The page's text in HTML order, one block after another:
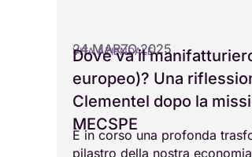
24 MARZO 2025
VITA AZIENDALE
Dove va il
europeo)? Una
Clementel dopo la
MECSPE
È in corso una profonda
pilastro della nostra